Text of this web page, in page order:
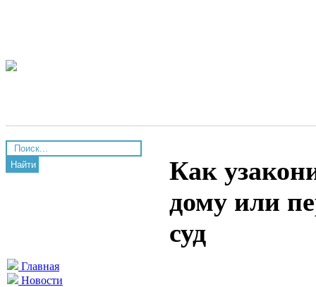
Найти
Главная
Новости
Как
дому или
суд